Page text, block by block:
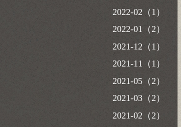
2022-02（1）
2022-01（2）
2021-12（1）
2021-11（1）
2021-05（2）
2021-03（2）
2021-02（2）